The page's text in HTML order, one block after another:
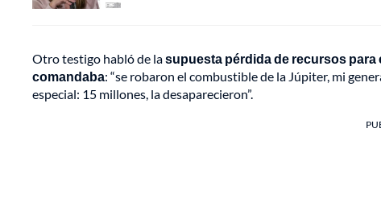
Otro testigo habló de lasupuesta pérdida de recursos
comandaba: “se robaron el combustible de la Júpiter, mi
especial: 15 millones, la desaparecieron”.